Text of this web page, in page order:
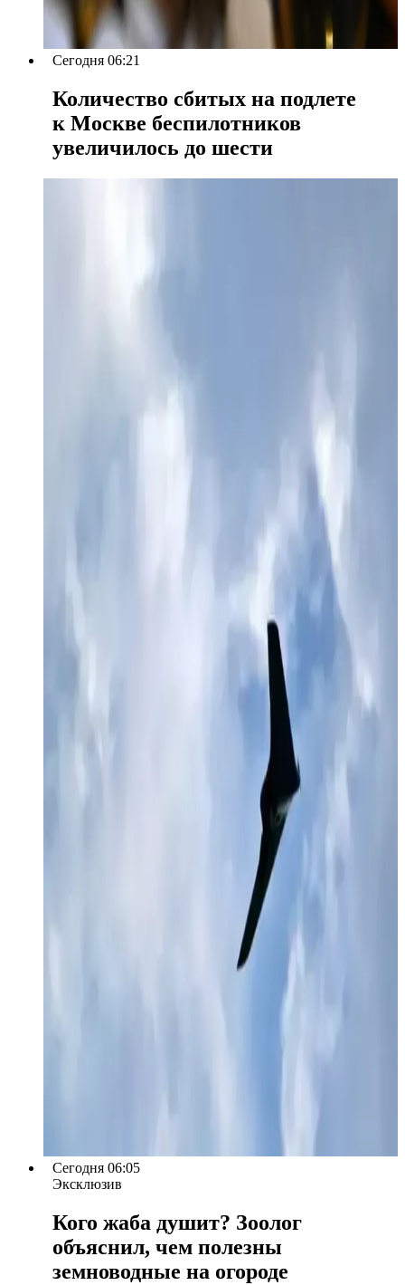
Сегодня 06:21
Количество сбитых на подлете
к Москве беспилотников
увеличилось до шести
Сегодня 06:05
Эксклюзив
Кого жаба душит? Зоолог
объяснил, чем полезны
земноводные на огороде